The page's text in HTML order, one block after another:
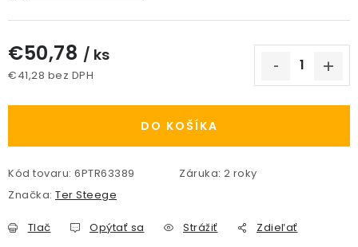
Podmienky ochrany osobných údajov
Spôsoby platby
Kontakt / Právne údaje
€50,78 / ks
€41,28 bez DPH
DO KOŠÍKA
Kód tovaru: 6PTR63389 Záruka: 2 roky
Značka: Ter Steege
Tlač Opýtať sa Strážiť Zdieľať